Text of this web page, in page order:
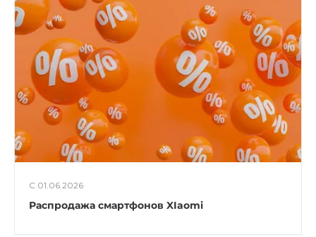
С 01.06.2026
Распродажа смартфонов XIaomi